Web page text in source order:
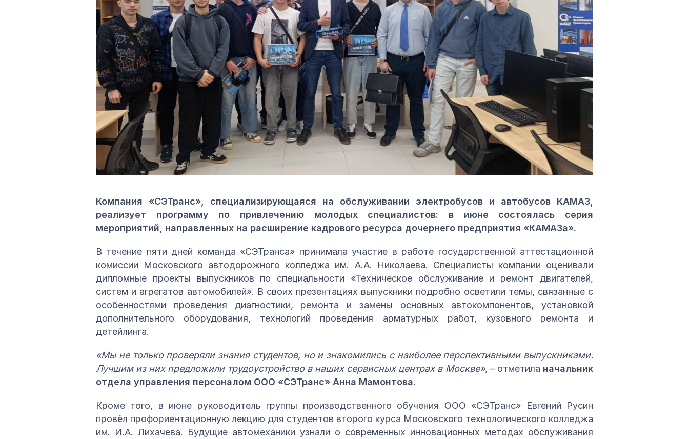
Компания «СЭТранс», специализирующаяся на обслуживании электробусов и автобусов КАМАЗ,
реализует программу по привлечению молодых специалистов: в июне состоялась серия
мероприятий, направленных на расширение кадрового ресурса дочернего предприятия «КАМАЗа».
В течение пяти дней команда «СЭТранса» принимала участие в работе государственной аттестационной
комиссии Московского автодорожного колледжа им. А.А. Николаева. Специалисты компании оценивали
дипломные проекты выпускников по специальности «Техническое обслуживание и ремонт двигателей,
систем и агрегатов автомобилей». В своих презентациях выпускники подробно осветили темы, связанные с
особенностями проведения диагностики, ремонта и замены основных автокомпонентов, установкой
дополнительного оборудования, технологий проведения арматурных работ, кузовного ремонта и
детейлинга.
«Мы не только проверяли знания студентов, но и знакомились с наиболее перспективными выпускниками.
Лучшим из них предложили трудоустройство в наших сервисных центрах в Москве», – отметила начальник
отдела управления персоналом ООО «СЭТранс» Анна Мамонтова.
Кроме того, в июне руководитель группы производственного обучения ООО «СЭТранс» Евгений Русин
провёл профориентационную лекцию для студентов второго курса Московского технологического колледжа
им. И.А. Лихачева. Будущие автомеханики узнали о современных инновационных методах обслуживания